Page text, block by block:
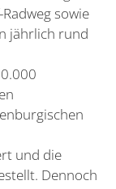
sowie
jährlich rund
und die
Dennoch